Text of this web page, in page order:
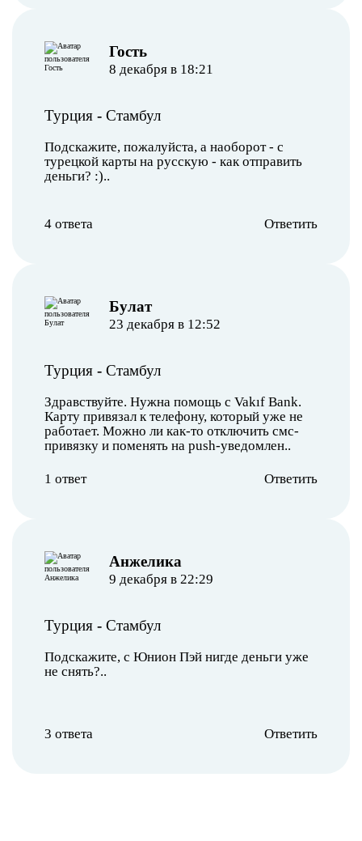
︎Гость
8 декабря в 18:21
Турция - Стамбул
Подскажите, пожалуйста, а наоборот - с
турецкой карты на русскую - как отправить
деньги? :)..
4 ответа Ответить
Булат
23 декабря в 12:52
Турция - Стамбул
Здравствуйте. Нужна помощь с Vakıf Bank.
Карту привязал к телефону, который уже не
работает. Можно ли как-то отключить смс-
привязку и поменять на push-уведомлен..
1 ответ Ответить
Анжелика
9 декабря в 22:29
Турция - Стамбул
Подскажите, с Юнион Пэй нигде деньги уже
не снять?..
3 ответа Ответить